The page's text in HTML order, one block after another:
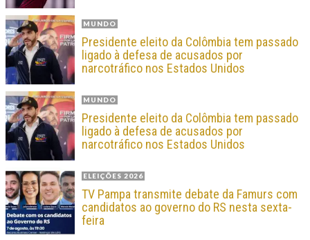
MUNDO
Presidente eleito da Colômbia tem passado
ligado à defesa de acusados por
narcotráfico nos Estados Unidos
MUNDO
Presidente eleito da Colômbia tem passado
ligado à defesa de acusados por
narcotráfico nos Estados Unidos
ELEIÇÕES 2026
TV Pampa transmite debate da Famurs com
candidatos ao governo do RS nesta sexta-
feira